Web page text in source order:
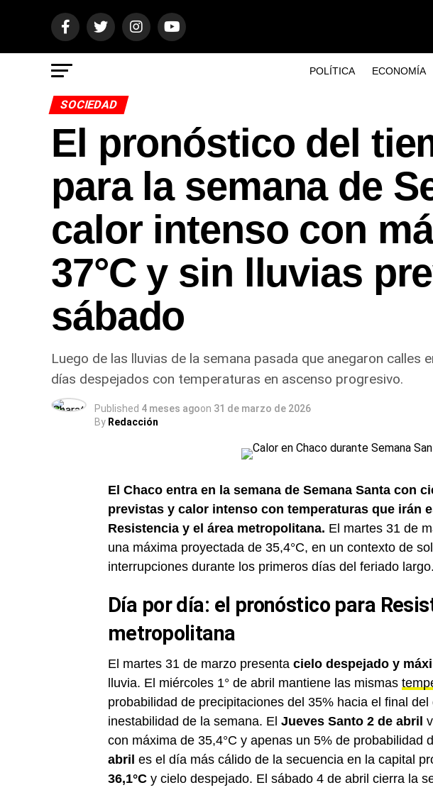
POLÍTICA ECONOMÍA
SOCIEDAD
El pronóstico del
para la semana de
calor intenso con
37°C y sin lluvias
sábado
Luego de las lluvias de la semana pasada que anegaron
días despejados con temperaturas en ascenso progresivo.
Published 4 meses agoon 31 de marzo de 2026
By Redacción
El Chaco entra en la semana de Semana Santa con
previstas y calor intenso con temperaturas que irán
Resistencia y el área metropolitana. El martes 31 de
una máxima proyectada de 35,4°C, en un contexto de
interrupciones durante los primeros días del feriado largo.
Día por día: el pronóstico para
metropolitana
El martes 31 de marzo presenta cielo despejado y
lluvia. El miércoles 1° de abril mantiene las mismas
probabilidad de precipitaciones del 35% hacia el final
inestabilidad de la semana. El Jueves Santo 2 de abril
con máxima de 35,4°C y apenas un 5% de probabilidad
abril es el día más cálido de la secuencia en la capital
36,1°C y cielo despejado. El sábado 4 de abril cierra la